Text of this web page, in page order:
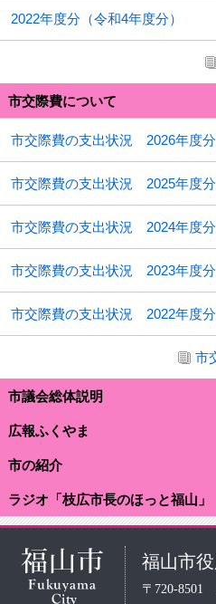
2022年度分（令和4年度分）
市交際費について
市交際費の支出状況 2026年度分
市交際費の支出状況 2025年度分
市交際費の支出状況 2024年度分
市交際費の支出状況 2023年度分
市交際費の支出状況 2022年度分
市
市議会総体説明
広報ふくやま
市の紹介
ラジオ「枝広市長のほっと福山」
福山市
〒720-8501